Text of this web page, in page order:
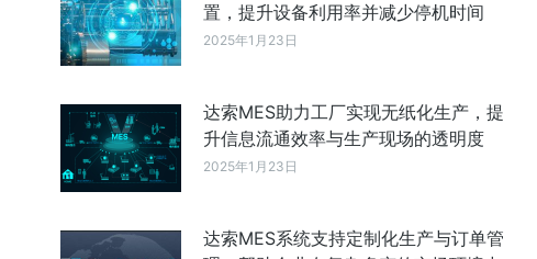
置，提升设备利用率并减少停机时间
2025年1月23日
达索MES助力工厂实现无纸化生产，提
升信息流通效率与生产现场的透明度
2025年1月23日
达索MES系统支持定制化生产与订单管